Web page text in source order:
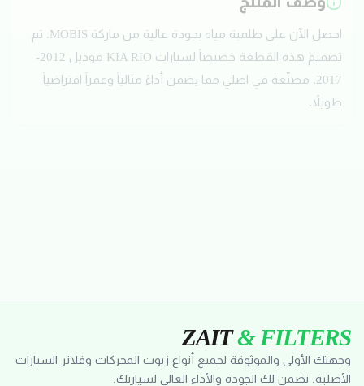
احصل الآن على طلمبة مياه بجودة عالية من ماركة MOBIS. تم
تصميم هذه القطعة خصيصاً لسيارات KIA RIO موديل 2012-
2017. مصنّعة في اصلي مما يضمن أداءً مثالياً وعمراً افتراضياً
طويلاً.
ZAIT& FILTERS
وجهتك الأولى والموثوقة لجميع أنواع زيوت المحركات وفلاتر السيارات
الأصلية. نضمن لك الجودة والأداء العالي لسيارتك.